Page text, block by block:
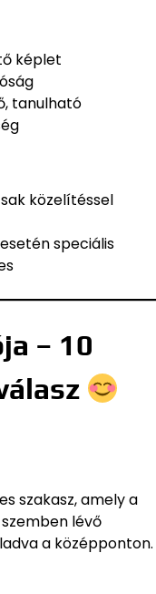
képlet
tanulható
közelítéssel
speciális
– 10
szakasz, amely a
lévő
a középponton.